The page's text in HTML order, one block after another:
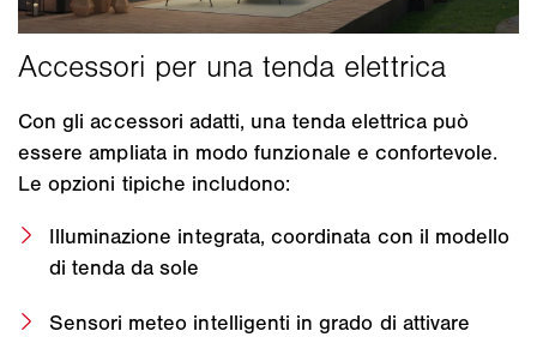
Con gli accessori adatti, una tenda elettrica può
essere ampliata in modo funzionale e confortevole.
Le opzioni tipiche includono:
Illuminazione integrata, coordinata con il modello
di tenda da sole
Sensori meteo intelligenti in grado di attivare